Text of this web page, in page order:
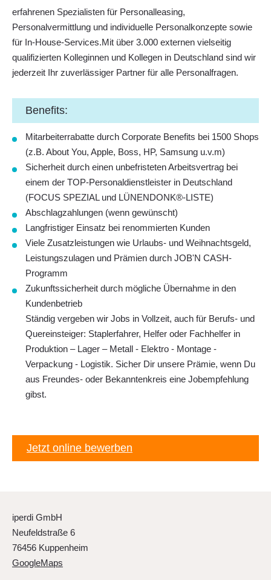
erfahrenen Spezialisten für Personalleasing,
Personalvermittlung und individuelle Personalkonzepte sowie
für In-House-Services.Mit über 3.000 externen vielseitig
qualifizierten Kolleginnen und Kollegen in Deutschland sind wir
jederzeit Ihr zuverlässiger Partner für alle Personalfragen.
Benefits:
Mitarbeiterrabatte durch Corporate Benefits bei 1500 Shops
(z.B. About You, Apple, Boss, HP, Samsung u.v.m)
Sicherheit durch einen unbefristeten Arbeitsvertrag bei
einem der TOP-Personaldienstleister in Deutschland
(FOCUS SPEZIAL und LÜNENDONK®-LISTE)
Abschlagzahlungen (wenn gewünscht)
Langfristiger Einsatz bei renommierten Kunden
Viele Zusatzleistungen wie Urlaubs- und Weihnachtsgeld,
Leistungszulagen und Prämien durch JOB'N CASH-
Programm
Zukunftssicherheit durch mögliche Übernahme in den
Kundenbetrieb
Ständig vergeben wir Jobs in Vollzeit, auch für Berufs- und
Quereinsteiger: Staplerfahrer, Helfer oder Fachhelfer in
Produktion – Lager – Metall - Elektro - Montage -
Verpackung - Logistik. Sicher Dir unsere Prämie, wenn Du
aus Freundes- oder Bekanntenkreis eine Jobempfehlung
gibst.
Jetzt online bewerben
iperdi GmbH
Neufeldstraße 6
76456 Kuppenheim
GoogleMaps